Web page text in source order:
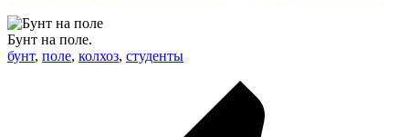
Бунт на поле.
бунт, поле, колхоз, студенты